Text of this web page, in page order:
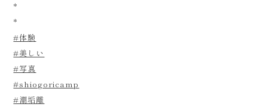
*
*
#体験
#美しい
#写真
#shiogoricamp
#潮垢離